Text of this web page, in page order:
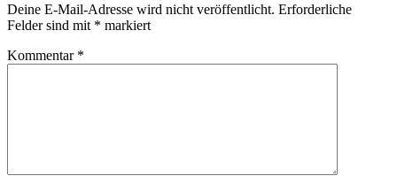
Deine E-Mail-Adresse wird nicht veröffentlicht. Erforderliche
Felder sind mit * markiert
Kommentar *